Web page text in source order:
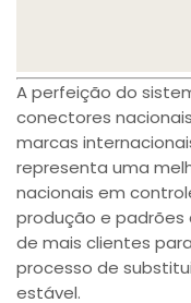
A perfeição do
conectores
marcas
representa uma
nacionais em
produção e
de mais clientes
processo de
estável.